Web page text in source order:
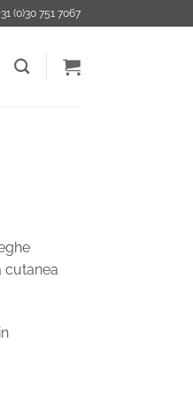
(0)30 751 7067
cutanea